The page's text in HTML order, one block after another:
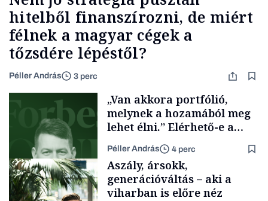
hitelből finanszírozni, de miért
félnek a magyar cégek a
tőzsdére lépéstől?
Péller András 3 perc
„Van akkora portfólió,
melynek a hozamából meg
lehet élni.” Elérhető-e a
passzív jövedelem és az
anyagi függetlenség?
Péller András 4 perc
Aszály, ársokk,
generációváltás – aki a
viharban is előre néz